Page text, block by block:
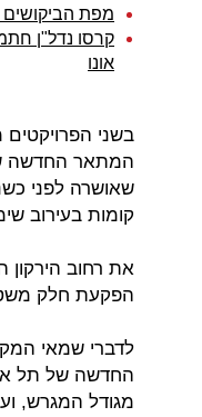
מפת הביקושים
אונו
בשני
קומות בעירוב
את רחוב הירקון
הפקעת חלק
לדברי שמאי